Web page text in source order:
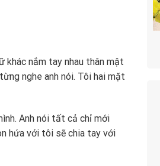
khác nắm tay nhau thân mật
nghe anh nói. Tôi hai mặt
Anh nói tất cả chỉ mới
hứa với tôi sẽ chia tay với